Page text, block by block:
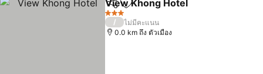
แชร์ เพิ่มในรายการโปรด
View Khong Hotel
3 ดาว
/
ไม่มีคะแนน
0.0 km ถึง ตัวเมือง